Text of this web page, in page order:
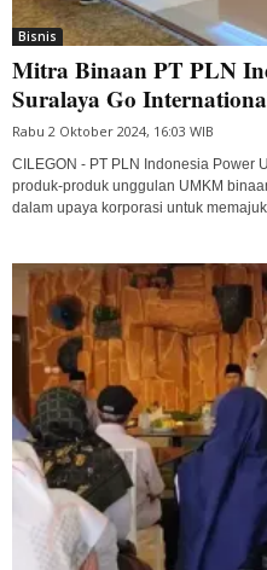
Bisnis
Mitra Binaan PT PLN
Suralaya Go
Rabu 2 Oktober 2024, 16:03 WIB
CILEGON - PT PLN Indonesia Power
produk-produk unggulan UMKM
dalam upaya korporasi untuk